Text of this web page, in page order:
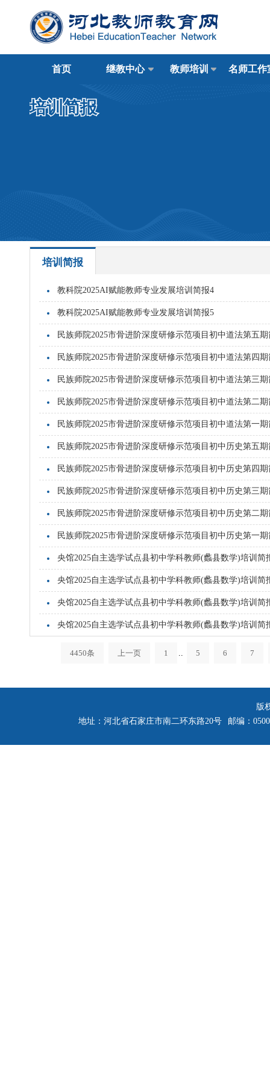
首页 继教中心 教师培训 名师工作
培训简报
培训简报
教科院2025AI赋能教师专业发展培训简报4
教科院2025AI赋能教师专业发展培训简报5
民族师院2025市骨进阶深度研修示范项目初中道法第五期
民族师院2025市骨进阶深度研修示范项目初中道法第四期
民族师院2025市骨进阶深度研修示范项目初中道法第三期
民族师院2025市骨进阶深度研修示范项目初中道法第二期
民族师院2025市骨进阶深度研修示范项目初中道法第一期
民族师院2025市骨进阶深度研修示范项目初中历史第五期
民族师院2025市骨进阶深度研修示范项目初中历史第四期
民族师院2025市骨进阶深度研修示范项目初中历史第三期
民族师院2025市骨进阶深度研修示范项目初中历史第二期
民族师院2025市骨进阶深度研修示范项目初中历史第一期
央馆2025自主选学试点县初中学科教师(蠡县数学)培训简
央馆2025自主选学试点县初中学科教师(蠡县数学)培训简
央馆2025自主选学试点县初中学科教师(蠡县数学)培训简
央馆2025自主选学试点县初中学科教师(蠡县数学)培训简
4450条 上一页 1 5 6 7
版
地址：河北省石家庄市南二环东路20号
邮编：